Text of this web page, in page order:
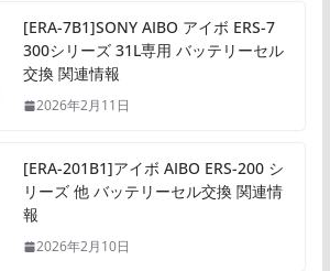
[ERA-7B1]SONY AIBO アイボ ERS-7
300シリーズ 31L専用 バッテリーセル
交換 関連情報
2026年2月11日
[ERA-201B1]アイボ AIBO ERS-200 シ
リーズ 他 バッテリーセル交換 関連情
報
2026年2月10日